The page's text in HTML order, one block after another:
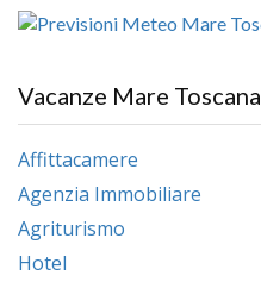
Vacanze Mare Toscana
Affittacamere
Agenzia Immobiliare
Agriturismo
Hotel